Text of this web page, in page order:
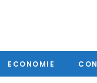
ECONOMIE